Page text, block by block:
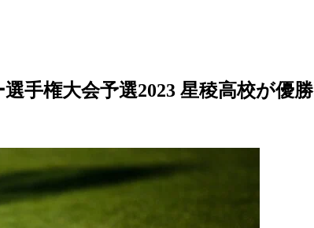
手権大会予選2023 星稜高校が優勝